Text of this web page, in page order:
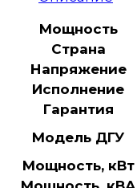
шумозащитном
Мощность
Страна
Напряжение
Исполнение
Гарантия
Модель ДГУ
Мощность, кВт